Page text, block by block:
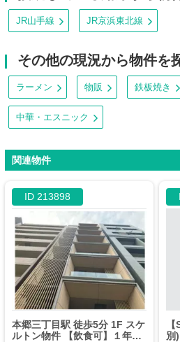
JR山手線 JR京浜東北線
その他の現況から物件を
ラーメン 物販 鉄板焼き
中華・エスニック
関連物件
ID 213898
本郷三丁目駅 徒歩5分 1F スケ
ルトン物件 【飲食可】１年毎
別